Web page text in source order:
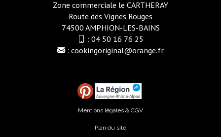
Zone commerciale le CARTHERAY
Route des Vignes Rouges
74500 AMPHION-LES-BAINS
: 04 50 16 76 25
: cookingoriginal@orange.fr
Mentions légales & CGV
Plan du site